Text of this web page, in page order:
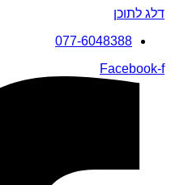
דלג לתוכן
077-6048388
Facebook-f